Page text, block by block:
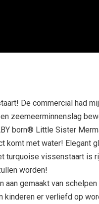
De commercial had
zeemeerminnenslag
born® Little Sister
komt met water! Elegant
turquoise vissenstaart is
worden!
gemaakt van
kinderen er verliefd op